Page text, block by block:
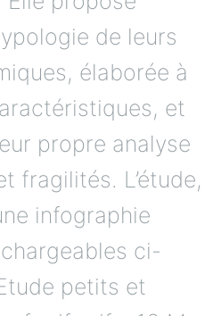
de leurs
élaborée à
et
propre analyse
fragilités. L’étude,
infographie
ci-
petits et
pdf – 13 Mo